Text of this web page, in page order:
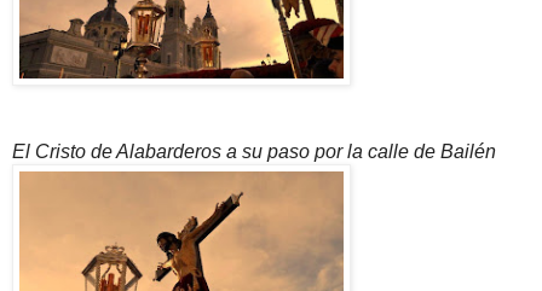
El Cristo de Alabarderos a su paso por la calle de Bailén